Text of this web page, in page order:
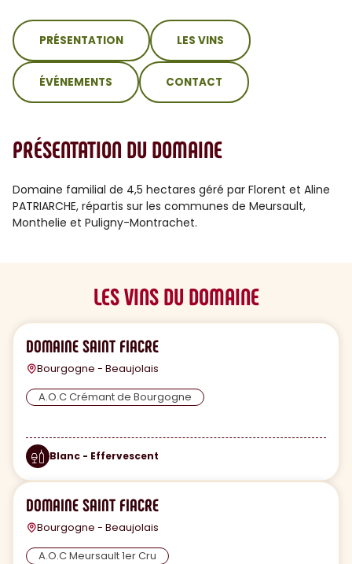
sommaire
PRÉSENTATION LES VINS
ÉVÉNEMENTS CONTACT
PRÉSENTATION DU DOMAINE
Domaine familial de 4,5 hectares géré par Florent et Aline
PATRIARCHE, répartis sur les communes de Meursault,
Monthelie et Puligny-Montrachet.
LES VINS DU DOMAINE
DOMAINE SAINT FIACRE
Bourgogne - Beaujolais
A.O.C Crémant de Bourgogne
Blanc - Effervescent
DOMAINE SAINT FIACRE
Bourgogne - Beaujolais
A.O.C Meursault 1er Cru